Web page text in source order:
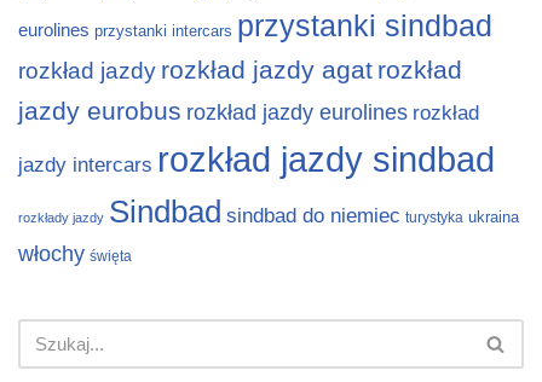
eurolines przystanki intercars przystanki sindbad
rozkład jazdy rozkład jazdy agat rozkład
jazdy eurobus rozkład jazdy eurolines rozkład
jazdy intercars rozkład jazdy sindbad
rozkłady jazdy Sindbad sindbad do niemiec turystyka ukraina
włochy święta